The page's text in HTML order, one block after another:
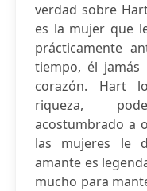
verdad sobre
es la mujer que
prácticamente
tiempo, él
corazón. Hart
riqueza,
acostumbrado a
las mujeres le
amante es
mucho para